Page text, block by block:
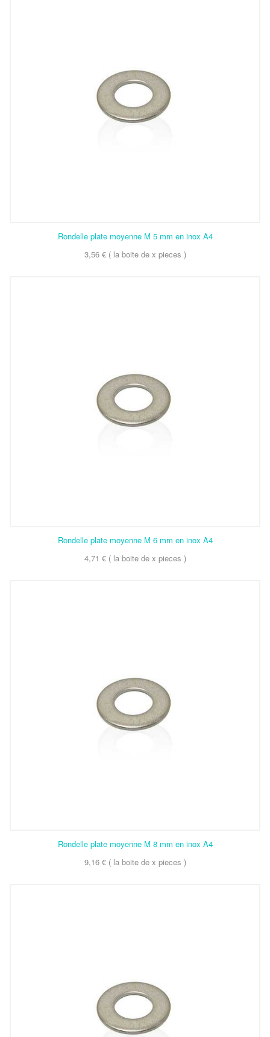
Rondelle plate moyenne M 5 mm en inox A4
3,56 € ( la boite de x pieces )
Rondelle plate moyenne M 6 mm en inox A4
4,71 € ( la boite de x pieces )
Rondelle plate moyenne M 8 mm en inox A4
9,16 € ( la boite de x pieces )